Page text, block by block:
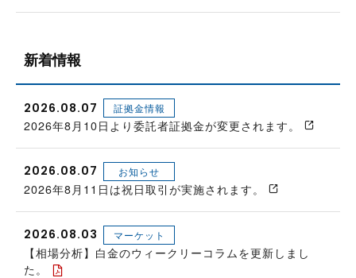
新着情報
2026.08.07 証拠金情報
2026年8月10日より委託者証拠金が変更されます。
2026.08.07 お知らせ
2026年8月11日は祝日取引が実施されます。
2026.08.03 マーケット
【相場分析】白金のウィークリーコラムを更新しまし
た。